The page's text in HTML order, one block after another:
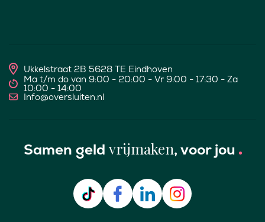
Ukkelstraat 2B 5628 TE Eindhoven
Ma t/m do van 9:00 - 20:00 - Vr 9:00 - 17:30 - Za
10:00 - 14:00
Info@oversluiten.nl
Samen geld vrijmaken, voor jou